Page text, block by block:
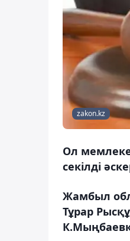
zakon.kz
Ол
секілді
Жамбыл
Тұрар